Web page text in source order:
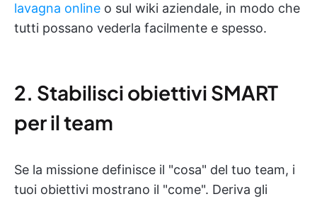
lavagna online o sul wiki aziendale, in modo che
tutti possano vederla facilmente e spesso.
2. Stabilisci obiettivi SMART
per il team
Se la missione definisce il "cosa" del tuo team, i
tuoi obiettivi mostrano il "come". Deriva gli